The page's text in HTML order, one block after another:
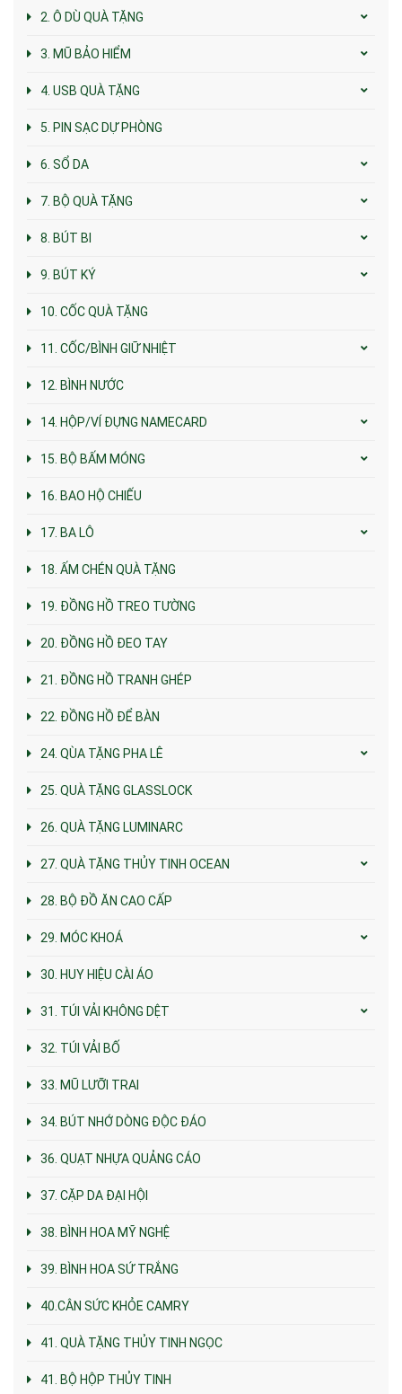
2. Ô DÙ QUÀ TẶNG
3. MŨ BẢO HIỂM
4. USB QUÀ TẶNG
5. PIN SẠC DỰ PHÒNG
6. SỔ DA
7. BỘ QUÀ TẶNG
8. BÚT BI
9. BÚT KÝ
10. CỐC QUÀ TẶNG
11. CỐC/BÌNH GIỮ NHIỆT
12. BÌNH NƯỚC
14. HỘP/VÍ ĐỰNG NAMECARD
15. BỘ BẤM MÓNG
16. BAO HỘ CHIẾU
17. BA LÔ
18. ẤM CHÉN QUÀ TẶNG
19. ĐỒNG HỒ TREO TƯỜNG
20. ĐỒNG HỒ ĐEO TAY
21. ĐỒNG HỒ TRANH GHÉP
22. ĐỒNG HỒ ĐỂ BÀN
24. QÙA TẶNG PHA LÊ
25. QUÀ TẶNG GLASSLOCK
26. QUÀ TẶNG LUMINARC
27. QUÀ TẶNG THỦY TINH OCEAN
28. BỘ ĐỒ ĂN CAO CẤP
29. MÓC KHOÁ
30. HUY HIỆU CÀI ÁO
31. TÚI VẢI KHÔNG DỆT
32. TÚI VẢI BỐ
33. MŨ LƯỠI TRAI
34. BÚT NHỚ DÒNG ĐỘC ĐÁO
36. QUẠT NHỰA QUẢNG CÁO
37. CẶP DA ĐẠI HỘI
38. BÌNH HOA MỸ NGHỆ
39. BÌNH HOA SỨ TRẮNG
40.CÂN SỨC KHỎE CAMRY
41. QUÀ TẶNG THỦY TINH NGỌC
41. BỘ HỘP THỦY TINH